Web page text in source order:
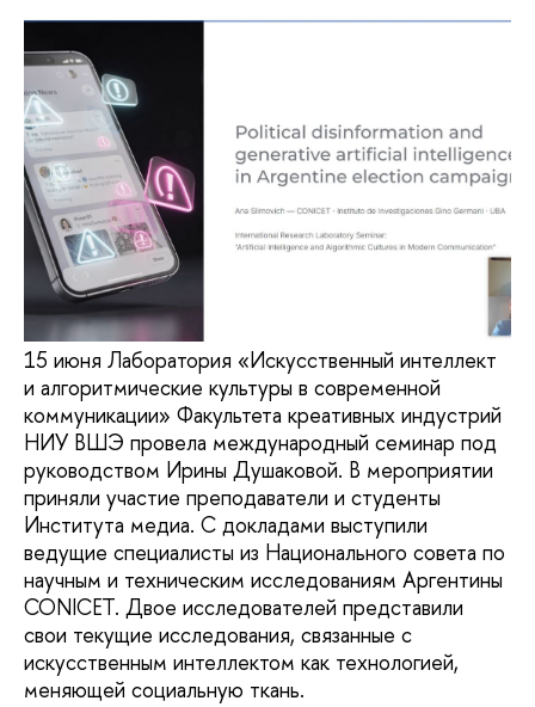
15 июня Лаборатория «Искусственный интеллект
и алгоритмические культуры в современной
коммуникации» Факультета креативных индустрий
НИУ ВШЭ провела международный семинар под
руководством Ирины Душаковой. В мероприятии
приняли участие преподаватели и студенты
Института медиа. С докладами выступили
ведущие специалисты из Национального совета по
научным и техническим исследованиям Аргентины
CONICET. Двое исследователей представили
свои текущие исследования, связанные с
искусственным интеллектом как технологией,
меняющей социальную ткань.